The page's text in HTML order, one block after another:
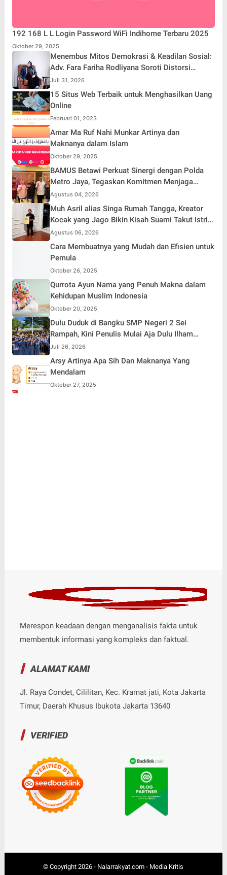
192 168 L L Login Password WiFi Indihome Terbaru 2025
Oktober 29, 2025
Menembus Mitos Demokrasi & Keadilan Sosial:
Adv. Fara Fariha Rodliyana Soroti Distorsi
Simpati Publik dan Aksi Main Hakim Sendiri
Juli 31, 2026
15 Situs Web Terbaik untuk Menghasilkan Uang
Online
Februari 01, 2023
Amar Ma Ruf Nahi Munkar Artinya dan
Maknanya dalam Islam
Oktober 29, 2025
BAMUS Betawi Perkuat Sinergi dengan Polda
Metro Jaya, Tegaskan Komitmen Menjaga
Jakarta Aman, Damai, dan Kondusif Jelang HUT
ke-81 Republik Indonesia
Agustus 04, 2026
Muh Asril alias Singa Rumah Tangga, Kreator
Kocak yang Jago Bikin Kisah Suami Takut Istri
Jadi Hiburan
Agustus 06, 2026
Cara Membuatnya yang Mudah dan Efisien untuk
Pemula
Oktober 26, 2025
Qurrota Ayun Nama yang Penuh Makna dalam
Kehidupan Muslim Indonesia
Oktober 20, 2025
Dulu Duduk di Bangku SMP Negeri 2 Sei
Rampah, Kini Penulis Mulai Aja Dulu Ilham
Febryan Kembali sebagai Pemateri untuk
Menginspirasi Generasi Muda
Juli 26, 2026
Arsy Artinya Apa Sih Dan Maknanya Yang
Mendalam
Oktober 27, 2025
Merespon keadaan dengan menganalisis fakta untuk
membentuk informasi yang kompleks dan faktual.
ALAMAT KAMI
Jl. Raya Condet, Cililitan, Kec. Kramat jati, Kota Jakarta
Timur, Daerah Khusus Ibukota Jakarta 13640
VERIFIED
© Copyright2026 - Nalarrakyat.com - Media Kritis